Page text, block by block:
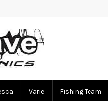
Varie Fishing Team